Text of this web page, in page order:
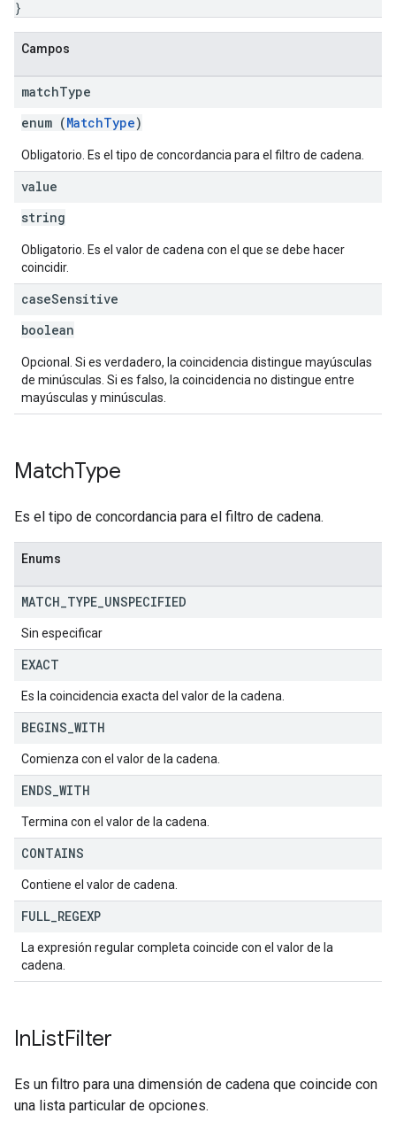
}
Campos
matchType
enum (MatchType)
Obligatorio. Es el tipo de concordancia para el filtro de cadena.
value
string
Obligatorio. Es el valor de cadena con el que se debe hacer
coincidir.
caseSensitive
boolean
Opcional. Si es verdadero, la coincidencia distingue mayúsculas
de minúsculas. Si es falso, la coincidencia no distingue entre
mayúsculas y minúsculas.
MatchType
Es el tipo de concordancia para el filtro de cadena.
Enums
MATCH TYPE UNSPECIFIED
Sin especificar
EXACT
Es la coincidencia exacta del valor de la cadena.
BEGINS WITH
Comienza con el valor de la cadena.
ENDS WITH
Termina con el valor de la cadena.
CONTAINS
Contiene el valor de cadena.
FULL REGEXP
La expresión regular completa coincide con el valor de la
cadena.
InListFilter
Es un filtro para una dimensión de cadena que coincide con
una lista particular de opciones.